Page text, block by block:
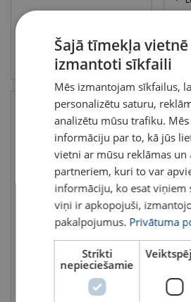
Skatīt
Riņķveida stropes
POWERTEX PRS r-PET
Celtspēja : 1 - 5 tonnas
Garums: 1 - 6 m
Šajā tīmekļa
izmantoti sīkfaili
Mēs izmantojam sīkfailus,
personalizētu saturu,
analizētu mūsu trafiku.
informāciju par to, kā jūs
vietni ar mūsu reklāmas un
partneriem, kuri to var
informāciju, ko esat viņiem
viņi ir apkopojuši,
pakalpojumus. Privātuma
Strikti
nepieciešamie